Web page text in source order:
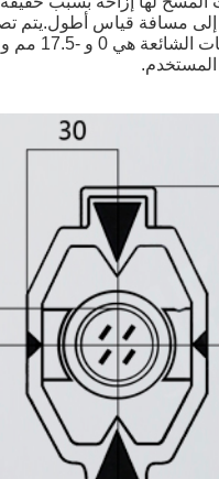
إلى مسافة قياس أطول.يتم
المستخدم.